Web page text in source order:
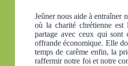
Jeûner nous aide à entraîner
où la charité chrétienne est
partage avec ceux qui sont
offrande économique. Elle
temps de carême enfin, la
raffermir notre foi et notre